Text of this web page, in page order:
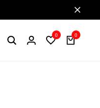
y bikepacking
0 0